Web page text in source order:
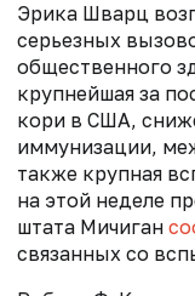
Эрика Шварц
серьезных
общественного
крупнейшая за
кори в США,
иммунизации,
также крупная
на этой неделе п
штата Мичиган
связанных со